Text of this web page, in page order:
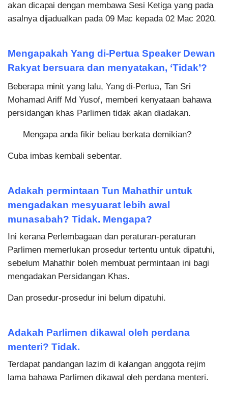
akan dicapai dengan membawa Sesi Ketiga yang pada
asalnya dijadualkan pada 09 Mac kepada 02 Mac 2020.
Mengapakah Yang di-Pertua Speaker Dewan
Rakyat bersuara dan menyatakan, ‘Tidak’?
Beberapa minit yang lalu, Yang di-Pertua, Tan Sri
Mohamad Ariff Md Yusof, memberi kenyataan bahawa
persidangan khas Parlimen tidak akan diadakan.
Mengapa anda fikir beliau berkata demikian?
Cuba imbas kembali sebentar.
Adakah permintaan Tun Mahathir untuk
mengadakan mesyuarat lebih awal
munasabah? Tidak. Mengapa?
Ini kerana Perlembagaan dan peraturan-peraturan
Parlimen memerlukan prosedur tertentu untuk dipatuhi,
sebelum Mahathir boleh membuat permintaan ini bagi
mengadakan Persidangan Khas.
Dan prosedur-prosedur ini belum dipatuhi.
Adakah Parlimen dikawal oleh perdana
menteri? Tidak.
Terdapat pandangan lazim di kalangan anggota rejim
lama bahawa Parlimen dikawal oleh perdana menteri.